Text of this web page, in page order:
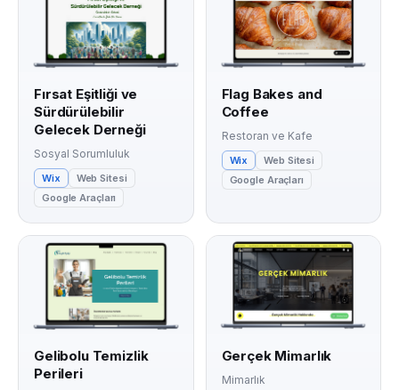
Fırsat Eşitliği ve
Sürdürülebilir
Gelecek Derneği
Sosyal Sorumluluk
Wix
Web Sitesi
Google Araçları
Flag Bakes and
Coffee
Restoran ve Kafe
Wix
Web Sitesi
Google Araçları
Gelibolu Temizlik
Perileri
Gerçek Mimarlık
Mimarlık